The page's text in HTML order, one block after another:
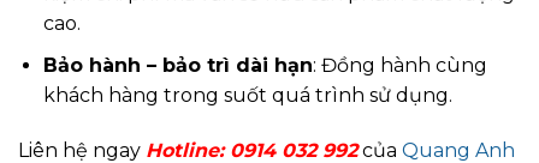
cao.
Bảo hành – bảo trì dài hạn: Đồng hành cùng
khách hàng trong suốt quá trình sử dụng.
Liên hệ ngay Hotline: 0914 032 992của Quang Anh